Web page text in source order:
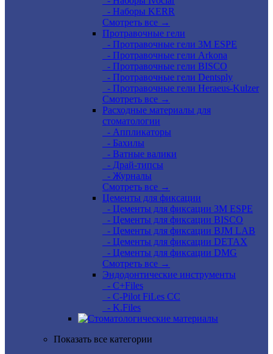
- Наборы KERR
Смотреть все →
Протравочные гели
- Протравочные гели 3М ESPE
- Протравочные гели Arkona
- Протравочные гели BISCO
- Протравочные гели Dentsply
- Протравочные гели Heraeus-Kulzer
Смотреть все →
Расходные материалы для
стоматологии
- Аппликаторы
- Бахилы
- Ватные валики
- Драй-типсы
- Журналы
Смотреть все →
Цементы для фиксации
- Цементы для фиксации 3M ESPE
- Цементы для фиксации BISCO
- Цементы для фиксации BJM LAB
- Цементы для фиксации DETAX
- Цементы для фиксации DMG
Смотреть все →
Эндодонтические инструменты
- C+Files
- C-Pilot FiLes CC
- K.Files
Показать все категории